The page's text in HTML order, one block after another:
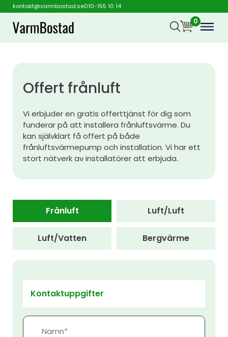
kontakt@varmbostad.se010-155 10 14
0
Offert frånluft
Vi erbjuder en gratis offerttjänst för dig som
funderar på att installera frånluftsvärme. Du
kan självklart få offert på både
frånluftsvärmepump och installation. Vi har ett
stort nätverk av installatörer att erbjuda.
Frånluft Luft/Luft
Luft/Vatten Bergvärme
Kontaktuppgifter
Namn*